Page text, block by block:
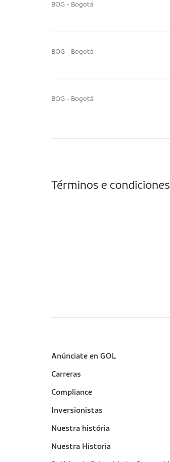
BOG - Bogotá
BOG - Bogotá
BOG - Bogotá
Términos e condiciones
Sobre a Gol (footer)
Anúnciate en GOL
Carreras
Compliance
Inversionistas
Nuestra história
Nuestra Historia